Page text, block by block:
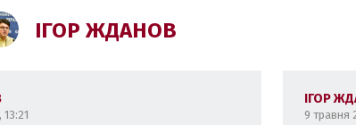
виконавчого комітету Народного Союзу "Наша
ІГОР ЖДАНОВ
ІГОР
9 травня